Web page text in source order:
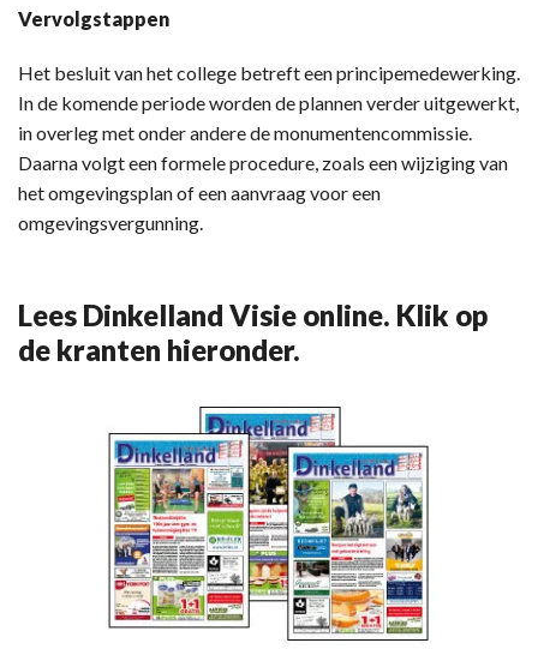
Vervolgstappen
Het besluit van het college betreft een principemedewerking.
In de komende periode worden de plannen verder uitgewerkt,
in overleg met onder andere de monumentencommissie.
Daarna volgt een formele procedure, zoals een wijziging van
het omgevingsplan of een aanvraag voor een
omgevingsvergunning.
Lees Dinkelland Visie online. Klik op
de kranten hieronder.